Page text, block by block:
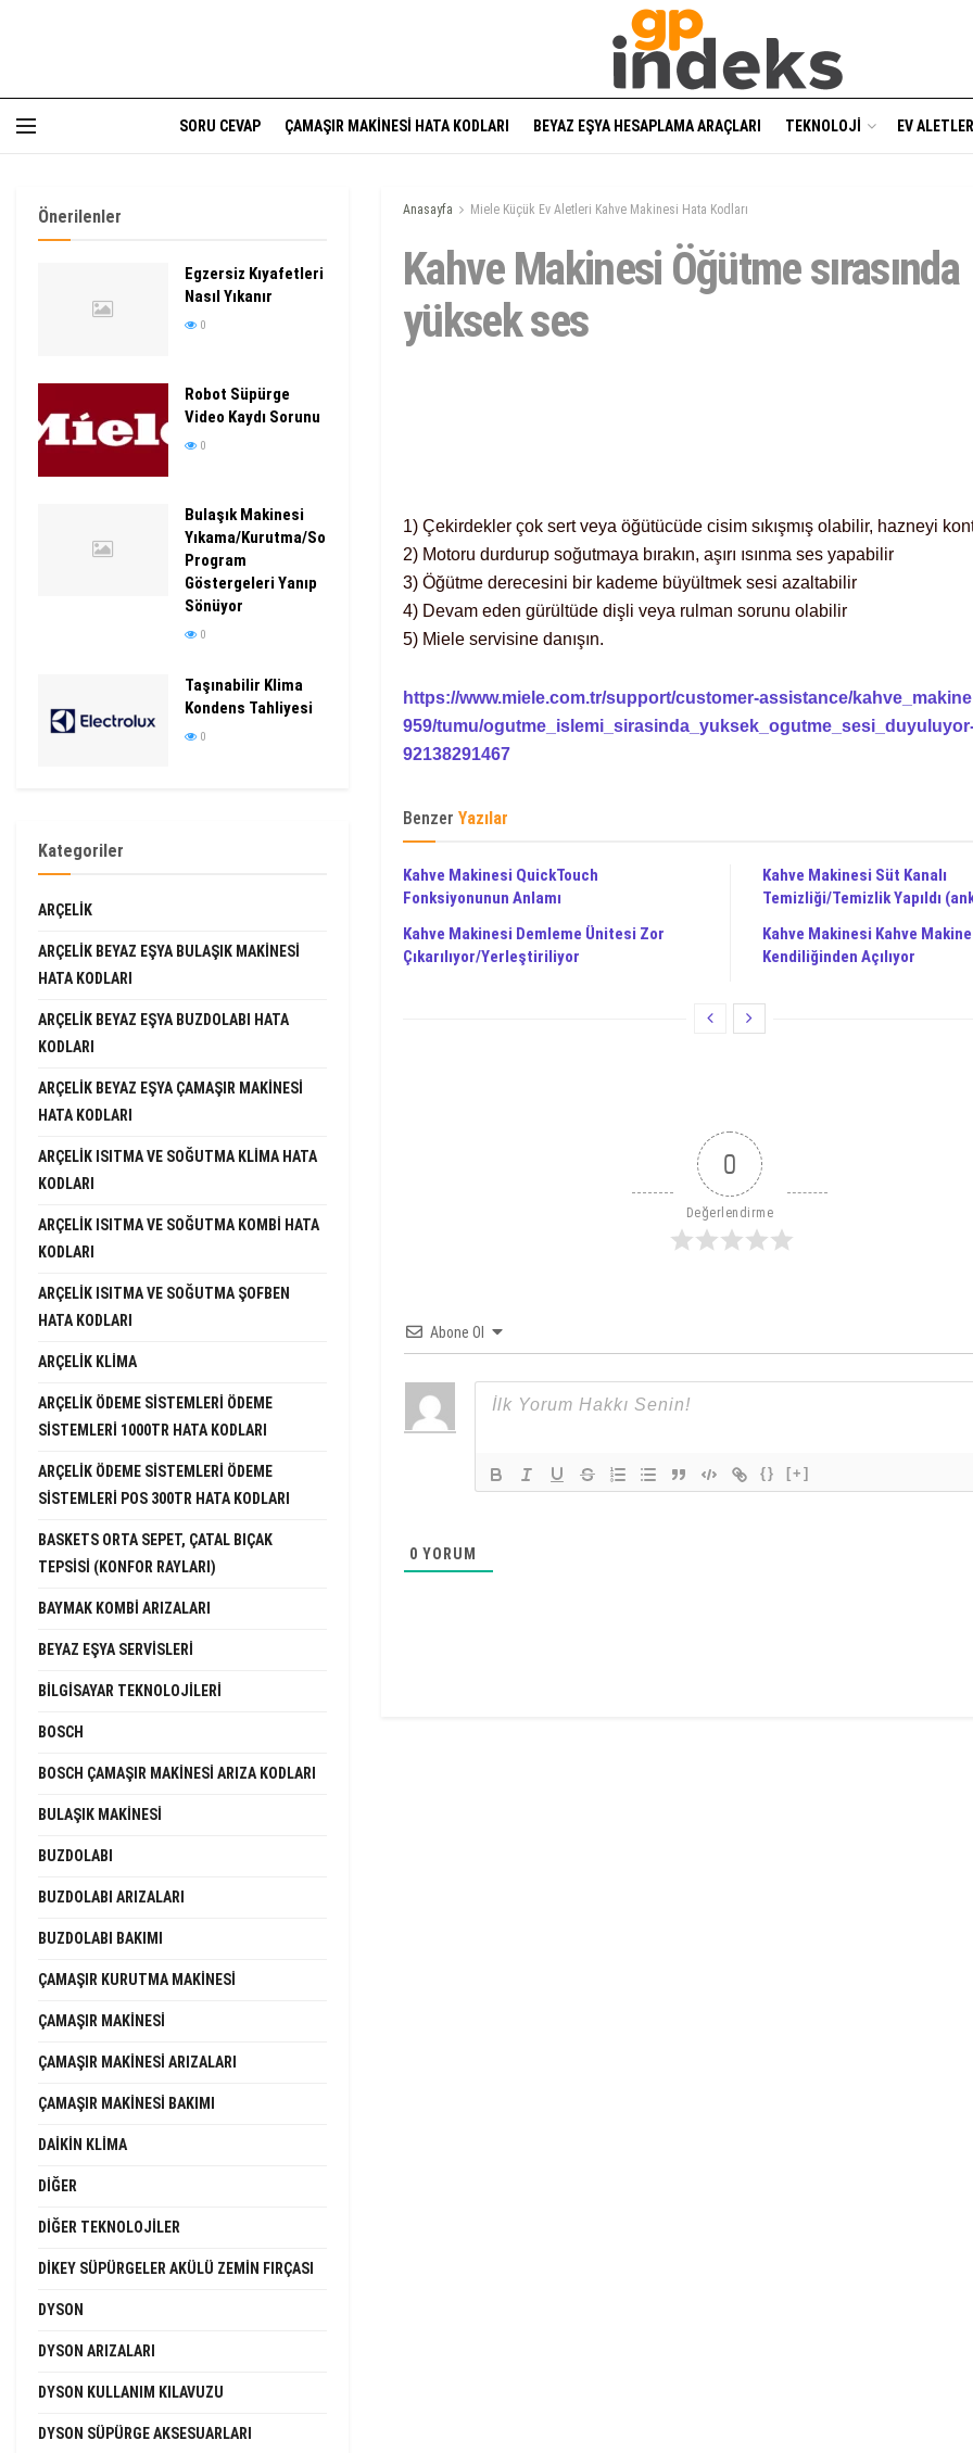
SORU CEVAP ÇAMAŞIR MAKINESI HATA KODLARI BEYAZ EŞYA HESAPLAMA ARAÇLARI TEKNOLOJI EV
Anasayfa Miele Küçük Ev Aletleri Kahve Makinesi Hata Kodları
Kahve Makinesi Öğütme sırasında
yüksek ses
1) Çekirdekler çok sert veya öğütücüde cisim sıkışmış olabilir, hazneyi
2) Motoru durdurup soğutmaya bırakın, aşırı ısınma ses yapabilir
3) Öğütme derecesini bir kademe büyültmek sesi azaltabilir
4) Devam eden gürültüde dişli veya rulman sorunu olabilir
5) Miele servisine danışın.
https://www.miele.com.tr/support/customer-assistance/
959/tumu/
92138291467
Benzer Yazılar
Kahve Makinesi QuickTouch
Fonksiyonunun Anlamı
Kahve Makinesi Demleme Ünitesi Zor
Çıkarılıyor/Yerleştiriliyor
Kahve Makinesi Süt Kanalı
Temizliği/Temizlik Yapıldı
Kahve Makinesi Kahve
Kendiliğinden Açılıyor
0
Değerlendirme
Abone Ol
{} [+]
0 YORUM
Önerilenler
Egzersiz Kıyafetleri
Nasıl Yıkanır
0
Robot Süpürge
Video Kaydı Sorunu
0
Bulaşık Makinesi
Yıkama/Kurutma/Son
Program
Göstergeleri Yanıp
Sönüyor
0
Taşınabilir Klima
Kondens Tahliyesi
0
Kategoriler
ARÇELIK
ARÇELIK BEYAZ EŞYA BULAŞIK MAKINESI
HATA KODLARI
ARÇELIK BEYAZ EŞYA BUZDOLABI HATA
KODLARI
ARÇELIK BEYAZ EŞYA ÇAMAŞIR MAKINESI
HATA KODLARI
ARÇELIK ISITMA VE SOĞUTMA KLIMA HATA
KODLARI
ARÇELIK ISITMA VE SOĞUTMA KOMBI HATA
KODLARI
ARÇELIK ISITMA VE SOĞUTMA ŞOFBEN
HATA KODLARI
ARÇELIK KLIMA
ARÇELIK ÖDEME SISTEMLERI ÖDEME
SISTEMLERI 1000TR HATA KODLARI
ARÇELIK ÖDEME SISTEMLERI ÖDEME
SISTEMLERI POS 300TR HATA KODLARI
BASKETS ORTA SEPET, ÇATAL BIÇAK
TEPSISI (KONFOR RAYLARI)
BAYMAK KOMBI ARIZALARI
BEYAZ EŞYA SERVISLERI
BILGISAYAR TEKNOLOJILERI
BOSCH
BOSCH ÇAMAŞIR MAKINESI ARIZA KODLARI
BULAŞIK MAKINESI
BUZDOLABI
BUZDOLABI ARIZALARI
BUZDOLABI BAKIMI
ÇAMAŞIR KURUTMA MAKINESI
ÇAMAŞIR MAKINESI
ÇAMAŞIR MAKINESI ARIZALARI
ÇAMAŞIR MAKINESI BAKIMI
DAIKIN KLIMA
DIĞER
DIĞER TEKNOLOJILER
DIKEY SÜPÜRGELER AKÜLÜ ZEMIN FIRÇASI
DYSON
DYSON ARIZALARI
DYSON KULLANIM KILAVUZU
DYSON SÜPÜRGE AKSESUARLARI